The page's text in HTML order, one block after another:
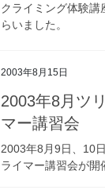
クライミング体験講
らいました。
2003年8月15日
2003年8月ツ
マー講習会
2003年8月9日、10
ライマー講習会が開